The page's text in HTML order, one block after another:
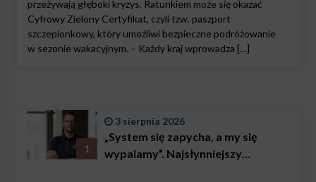
przeżywają głęboki kryzys. Ratunkiem może się okazać
Cyfrowy Zielony Certyfikat, czyli tzw. paszport
szczepionkowy, który umożliwi bezpieczne podróżowanie
w sezonie wakacyjnym. – Każdy kraj wprowadza […]
1
3 sierpnia 2026
„System się zapycha, a my się
wypalamy”. Najsłynniejszy